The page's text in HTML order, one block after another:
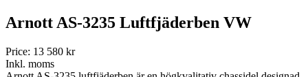
Arnott AS-3235 Luftfjäderben VW
Price: 13 580 kr
Inkl. moms